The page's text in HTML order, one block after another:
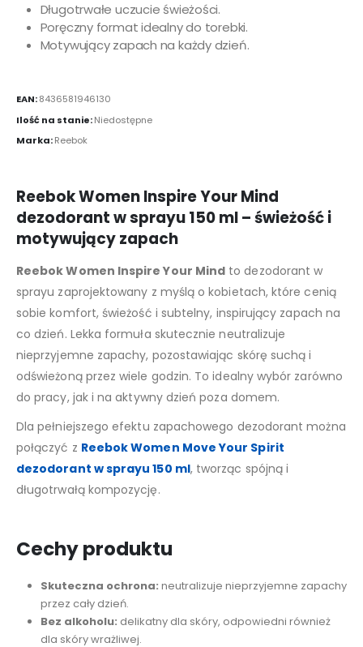
Długotrwałe uczucie świeżości.
Poręczny format idealny do torebki.
Motywujący zapach na każdy dzień.
EAN:8436581946130
Ilość na stanie:Niedostępne
Marka:Reebok
Reebok Women Inspire Your Mind
dezodorant w sprayu 150 ml – świeżość i
motywujący zapach
Reebok Women Inspire Your Mind to dezodorant w
sprayu zaprojektowany z myślą o kobietach, które cenią
sobie komfort, świeżość i subtelny, inspirujący zapach na
co dzień. Lekka formuła skutecznie neutralizuje
nieprzyjemne zapachy, pozostawiając skórę suchą i
odświeżoną przez wiele godzin. To idealny wybór zarówno
do pracy, jak i na aktywny dzień poza domem.
Dla pełniejszego efektu zapachowego dezodorant można
połączyć z Reebok Women Move Your Spirit
dezodorant w sprayu 150 ml, tworząc spójną i
długotrwałą kompozycję.
Cechy produktu
Skuteczna ochrona: neutralizuje nieprzyjemne zapachy
przez cały dzień.
Bez alkoholu: delikatny dla skóry, odpowiedni również
dla skóry wrażliwej.